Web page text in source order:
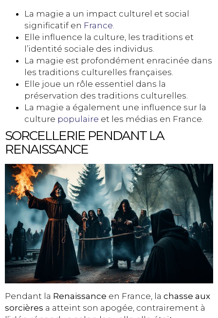
La magie a un impact culturel et social
significatif en France.
Elle influence la culture, les traditions et
l’identité sociale des individus.
La magie est profondément enracinée dans
les traditions culturelles françaises.
Elle joue un rôle essentiel dans la
préservation des traditions culturelles.
La magie a également une influence sur la
culture populaire et les médias en France.
SORCELLERIE PENDANT LA
RENAISSANCE
Pendant la Renaissance en France, la chasse aux
sorcières a atteint son apogée, contrairement à